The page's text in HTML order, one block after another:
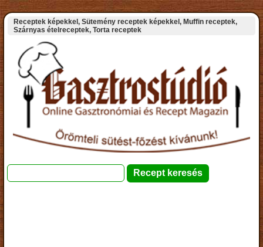
Receptek képekkel, Sütemény receptek képekkel, Muffin receptek,
Szárnyas ételreceptek, Torta receptek